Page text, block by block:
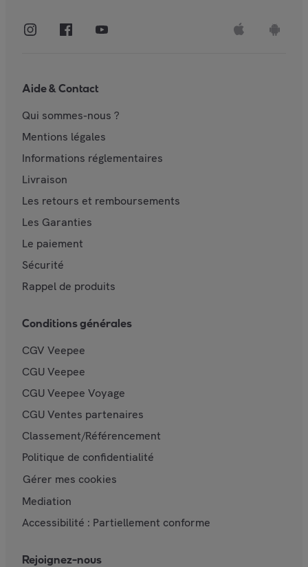
Aide & Contact
Qui sommes-nous ?
Mentions légales
Informations réglementaires
Livraison
Les retours et remboursements
Les Garanties
Le paiement
Sécurité
Rappel de produits
Conditions générales
CGV Veepee
CGU Veepee
CGU Veepee Voyage
CGU Ventes partenaires
Classement/Référencement
Politique de confidentialité
Gérer mes cookies
Mediation
Accessibilité : Partiellement conforme
Rejoignez-nous